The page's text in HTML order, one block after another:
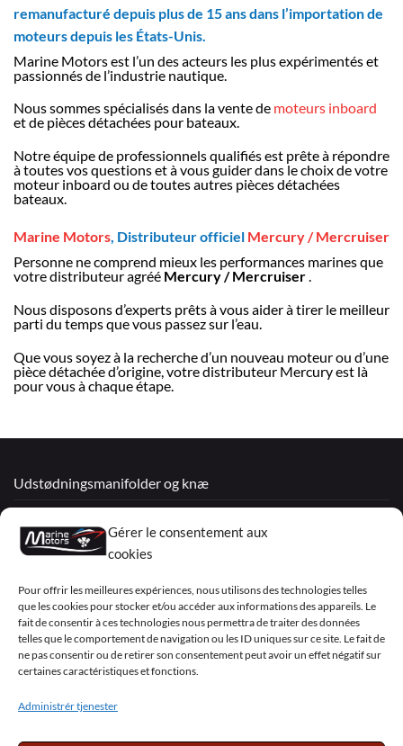
Gérer le consentement aux
cookies
Pour offrir les meilleures expériences, nous utilisons des technologies telles
que les cookies pour stocker et/ou accéder aux informations des appareils. Le
fait de consentir à ces technologies nous permettra de traiter des données
telles que le comportement de navigation ou les ID uniques sur ce site. Le fait de
ne pas consentir ou de retirer son consentement peut avoir un effet négatif sur
certaines caractéristiques et fonctions.
Administrér tjenester
remanufacturé depuis plus de 15 ans dans l’importation de
moteurs depuis les États-Unis.
Marine Motors est l’un des acteurs les plus expérimentés et
passionnés de l’industrie nautique.
Nous sommes spécialisés dans la vente de moteurs inboard
et de pièces détachées pour bateaux.
Notre équipe de professionnels qualifiés est prête à répondre
à toutes vos questions et à vous guider dans le choix de votre
moteur inboard ou de toutes autres pièces détachées
bateaux.
Marine Motors, Distributeur officiel Mercury / Mercruiser
Personne ne comprend mieux les performances marines que
votre distributeur agréé Mercury / Mercruiser.
Nous disposons d’experts prêts à vous aider à tirer le meilleur
parti du temps que vous passez sur l’eau.
Que vous soyez à la recherche d’un nouveau moteur ou d’une
pièce détachée d’origine, votre distributeur Mercury est là
pour vous à chaque étape.
Udstødningsmanifolder og knæ
Mercruiser
VOLVO PENTA / OMC
My Account